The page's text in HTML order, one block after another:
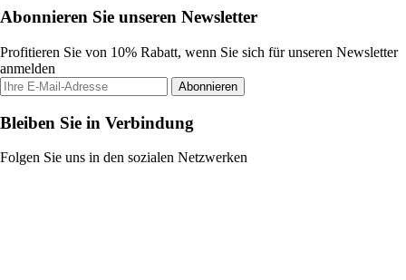
Abonnieren Sie unseren Newsletter
Profitieren Sie von 10% Rabatt, wenn Sie sich für unseren Newsletter
anmelden
Abonnieren
Bleiben Sie in Verbindung
Folgen Sie uns in den sozialen Netzwerken